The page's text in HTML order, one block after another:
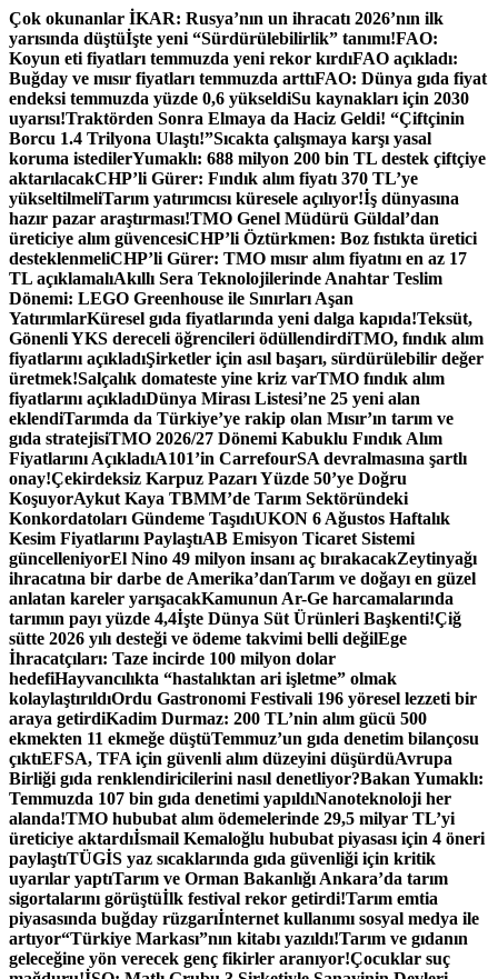
İçeriğe
atla
Çok okunanlar İKAR: Rusya’nın un ihracatı 2026’nın ilk
yarısında düştüİşte yeni “Sürdürülebilirlik” tanımı!FAO:
Koyun eti fiyatları temmuzda yeni rekor kırdıFAO açıkladı:
Buğday ve mısır fiyatları temmuzda arttıFAO: Dünya gıda fiyat
endeksi temmuzda yüzde 0,6 yükseldiSu kaynakları için 2030
uyarısı!Traktörden Sonra Elmaya da Haciz Geldi! “Çiftçinin
Borcu 1.4 Trilyona Ulaştı!”Sıcakta çalışmaya karşı yasal
koruma istedilerYumaklı: 688 milyon 200 bin TL destek çiftçiye
aktarılacakCHP’li Gürer: Fındık alım fiyatı 370 TL’ye
yükseltilmeliTarım yatırımcısı küresele açılıyor!İş dünyasına
hazır pazar araştırması!TMO Genel Müdürü Güldal’dan
üreticiye alım güvencesiCHP’li Öztürkmen: Boz fıstıkta üretici
desteklenmeliCHP’li Gürer: TMO mısır alım fiyatını en az 17
TL açıklamalıAkıllı Sera Teknolojilerinde Anahtar Teslim
Dönemi: LEGO Greenhouse ile Sınırları Aşan
YatırımlarKüresel gıda fiyatlarında yeni dalga kapıda!Teksüt,
Gönenli YKS dereceli öğrencileri ödüllendirdiTMO, fındık alım
fiyatlarını açıkladıŞirketler için asıl başarı, sürdürülebilir değer
üretmek!Salçalık domateste yine kriz varTMO fındık alım
fiyatlarını açıkladıDünya Mirası Listesi’ne 25 yeni alan
eklendiTarımda da Türkiye’ye rakip olan Mısır’ın tarım ve
gıda stratejisiTMO 2026/27 Dönemi Kabuklu Fındık Alım
Fiyatlarını AçıkladıA101’in CarrefourSA devralmasına şartlı
onay!Çekirdeksiz Karpuz Pazarı Yüzde 50’ye Doğru
KoşuyorAykut Kaya TBMM’de Tarım Sektöründeki
Konkordatoları Gündeme TaşıdıUKON 6 Ağustos Haftalık
Kesim Fiyatlarını PaylaştıAB Emisyon Ticaret Sistemi
güncelleniyorEl Nino 49 milyon insanı aç bırakacakZeytinyağı
ihracatına bir darbe de Amerika’danTarım ve doğayı en güzel
anlatan kareler yarışacakKamunun Ar-Ge harcamalarında
tarımın payı yüzde 4,4İşte Dünya Süt Ürünleri Başkenti!Çiğ
sütte 2026 yılı desteği ve ödeme takvimi belli değilEge
İhracatçıları: Taze incirde 100 milyon dolar
hedefiHayvancılıkta “hastalıktan ari işletme” olmak
kolaylaştırıldıOrdu Gastronomi Festivali 196 yöresel lezzeti bir
araya getirdiKadim Durmaz: 200 TL’nin alım gücü 500
ekmekten 11 ekmeğe düştüTemmuz’un gıda denetim bilançosu
çıktıEFSA, TFA için güvenli alım düzeyini düşürdüAvrupa
Birliği gıda renklendiricilerini nasıl denetliyor?Bakan Yumaklı:
Temmuzda 107 bin gıda denetimi yapıldıNanoteknoloji her
alanda!TMO hububat alım ödemelerinde 29,5 milyar TL’yi
üreticiye aktardıİsmail Kemaloğlu hububat piyasası için 4 öneri
paylaştıTÜGİS yaz sıcaklarında gıda güvenliği için kritik
uyarılar yaptıTarım ve Orman Bakanlığı Ankara’da tarım
sigortalarını görüştüİlk festival rekor getirdi!Tarım emtia
piyasasında buğday rüzgarıİnternet kullanımı sosyal medya ile
artıyor“Türkiye Markası”nın kitabı yazıldı!Tarım ve gıdanın
geleceğine yön verecek genç fikirler aranıyor!Çocuklar suç